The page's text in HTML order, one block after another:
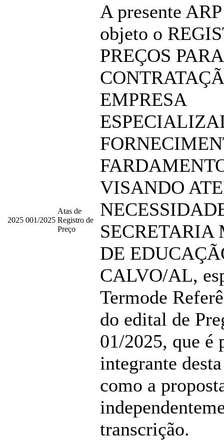
2025 001/2025
Atas de
Registro de
Preço
A presente
objeto o
PREÇOS PARA
EMPRESA
VISANDO
SECRETARIA
DE
CALVO/AL,
Termode
do edital de
01/2025, que é
integrante
como a
transcrição.